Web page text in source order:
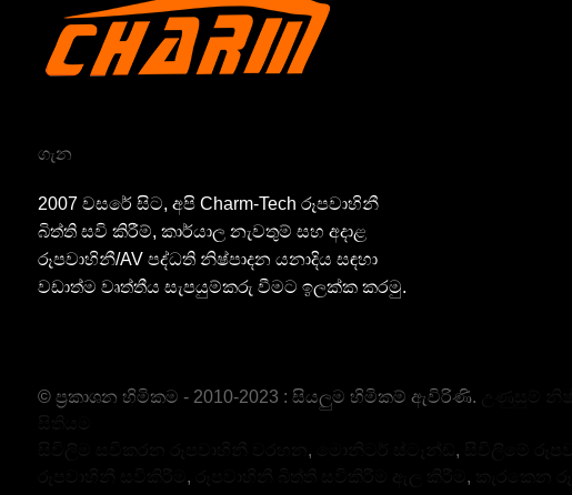
ගැන
2007 වසරේ සිට, අපි Charm-Tech රූපවාහිනී
බිත්ති සවි කිරීම්, කාර්යාල නැවතුම් සහ අදාළ
රූපවාහිනී/AV පද්ධති නිෂ්පාදන යනාදිය සඳහා
වඩාත්ම වෘත්තීය සැපයුම්කරු වීමට ඉලක්ක කරමු.
© ප්‍රකාශන හිමිකම - 2010-2023 : සියලුම හිමිකම් ඇවිරිණි.
, ,
, ,